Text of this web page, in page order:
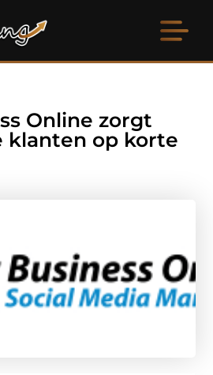
Online zorgt
klanten op korte